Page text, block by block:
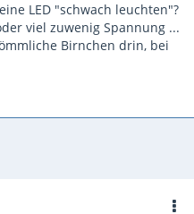
LED "schwach leuchten"?
viel zuwenig Spannung ...
Birnchen drin, bei